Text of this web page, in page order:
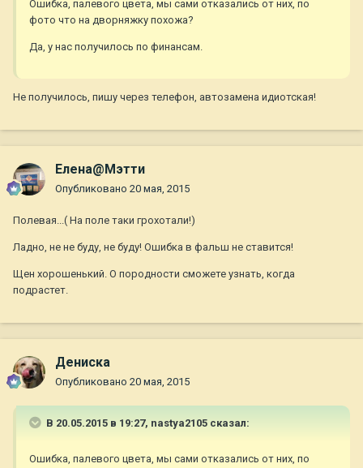
Ошибка, палевого цвета, мы сами отказались от них, по
фото что на дворняжку похожа?
Да, у нас получилось по финансам.
Не получилось, пишу через телефон, автозамена идиотская!
Елена@Мэтти
Опубликовано 20 мая, 2015
Полевая...( На поле таки грохотали!)
Ладно, не не буду, не буду! Ошибка в фальш не ставится!
Щен хорошенький. О породности сможете узнать, когда
подрастет.
Дениска
Опубликовано 20 мая, 2015
В 20.05.2015 в 19:27, nastya2105 сказал:
Ошибка, палевого цвета, мы сами отказались от них, по